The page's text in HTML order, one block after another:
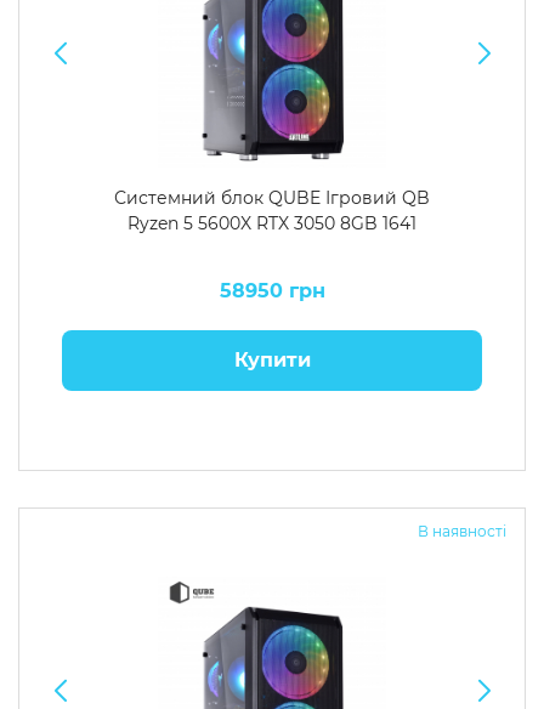
Системний блок QUBE Ігровий QB
Ryzen 5 5600X RTX 3050 8GB 1641
58950 грн
Купити
В наявності